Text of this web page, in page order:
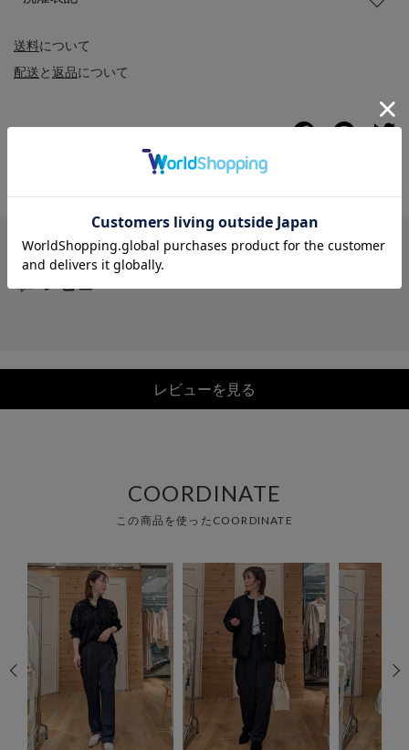
送料について
配送と返品について
レビュー
レビューを見る
COORDINATE
この商品を使ったCOORDINATE